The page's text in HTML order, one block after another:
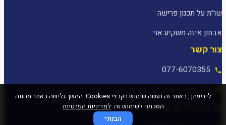
שו״ת על תכנון פרישה
אבחון איזה משקיע אני
צור קשר
077-6070355
לידיעתך, באתר זה נעשה שימוש בקבצי Cookies. המשך גלישה באתר מהווה
הסכמה לשימוש זה.למדיניות הפרטיות
הבנתי